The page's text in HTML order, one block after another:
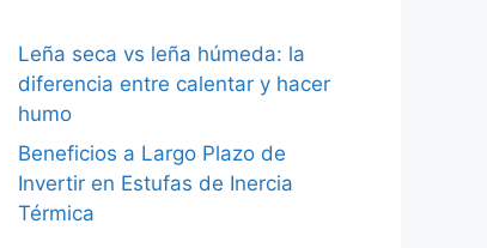
Leña seca vs leña húmeda: la
diferencia entre calentar y hacer
humo
Beneficios a Largo Plazo de
Invertir en Estufas de Inercia
Térmica